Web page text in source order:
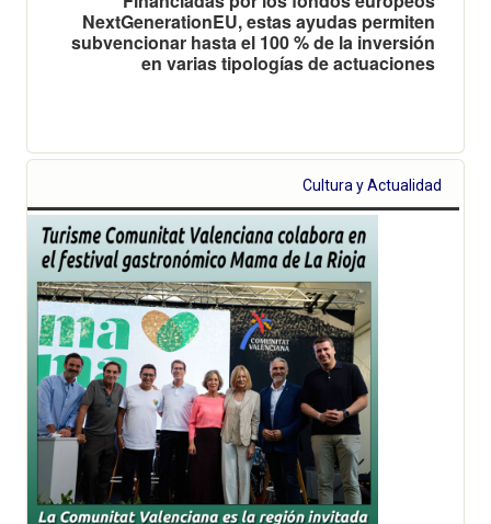
NextGenerationEU, estas ayudas permiten
subvencionar hasta el 100 % de la inversión
en varias tipologías de actuaciones
Cultura y Actualidad